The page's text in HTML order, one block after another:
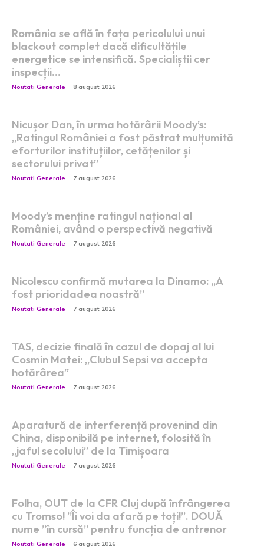
România se află în fața pericolului unui
blackout complet dacă dificultățile
energetice se intensifică. Specialiștii cer
inspecții…
Noutati Generale 8 august 2026
Nicușor Dan, în urma hotărârii Moody’s:
„Ratingul României a fost păstrat mulțumită
eforturilor instituțiilor, cetățenilor și
sectorului privat”
Noutati Generale 7 august 2026
Moody’s menține ratingul național al
României, având o perspectivă negativă
Noutati Generale 7 august 2026
Nicolescu confirmă mutarea la Dinamo: „A
fost prioridadea noastră”
Noutati Generale 7 august 2026
TAS, decizie finală în cazul de dopaj al lui
Cosmin Matei: „Clubul Sepsi va accepta
hotărârea”
Noutati Generale 7 august 2026
Aparatură de interferență provenind din
China, disponibilă pe internet, folosită în
„jaful secolului” de la Timișoara
Noutati Generale 7 august 2026
Folha, OUT de la CFR Cluj după înfrângerea
cu Tromso! ”Îi voi da afară pe toți!”. DOUĂ
nume ”în cursă” pentru funcția de antrenor
Noutati Generale 6 august 2026